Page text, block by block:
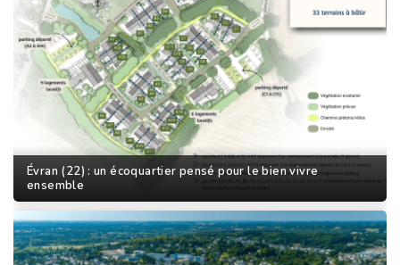
Évran (22) : un écoquartier pensé pour le bien vivre
ensemble